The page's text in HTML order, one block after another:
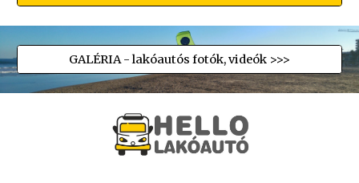
GALÉRIA - lakóautós fotók, videók >>>